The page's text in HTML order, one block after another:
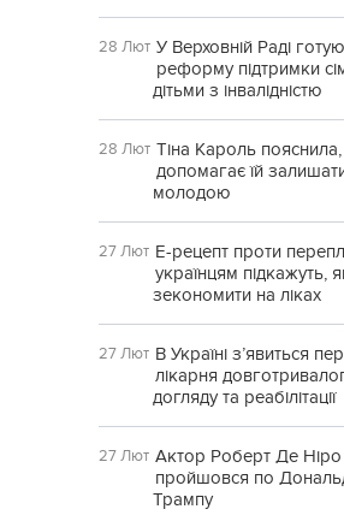
28 Лют У Верховній Раді
реформу підтримки
дітьми з інвалідністю
28 Лют Тіна Кароль
допомагає їй
молодою
27 Лют Е-рецепт проти
українцям підкажуть,
зекономити на ліках
27 Лют В Україні з’явиться
лікарня
догляду та реабілітації
27 Лют Актор Роберт Де
пройшовся по
Трампу